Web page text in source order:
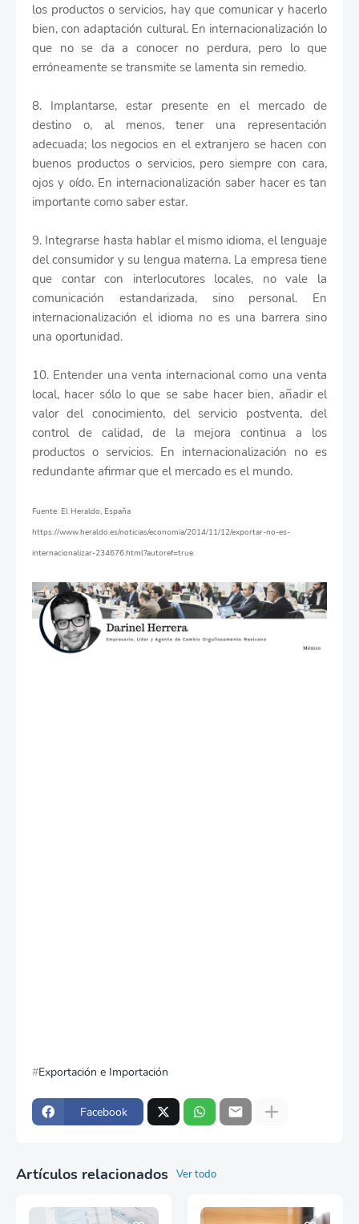
los productos o servicios, hay que comunicar y hacerlo
bien, con adaptación cultural. En internacionalización lo
que no se da a conocer no perdura, pero lo que
erróneamente se transmite se lamenta sin remedio.
8. Implantarse, estar presente en el mercado de
destino o, al menos, tener una representación
adecuada; los negocios en el extranjero se hacen con
buenos productos o servicios, pero siempre con cara,
ojos y oído. En internacionalización saber hacer es tan
importante como saber estar.
9. Integrarse hasta hablar el mismo idioma, el lenguaje
del consumidor y su lengua materna. La empresa tiene
que contar con interlocutores locales, no vale la
comunicación estandarizada, sino personal. En
internacionalización el idioma no es una barrera sino
una oportunidad.
10. Entender una venta internacional como una venta
local, hacer sólo lo que se sabe hacer bien, añadir el
valor del conocimiento, del servicio postventa, del
control de calidad, de la mejora continua a los
productos o servicios. En internacionalización no es
redundante afirmar que el mercado es el mundo.
Fuente: El Heraldo, España
https://www.heraldo.es/noticias/economia/2014/11/12/exportar-no-es-
internacionalizar-234676.html?autoref=true
Exportación e Importación
Facebook
Artículos relacionados Ver todo